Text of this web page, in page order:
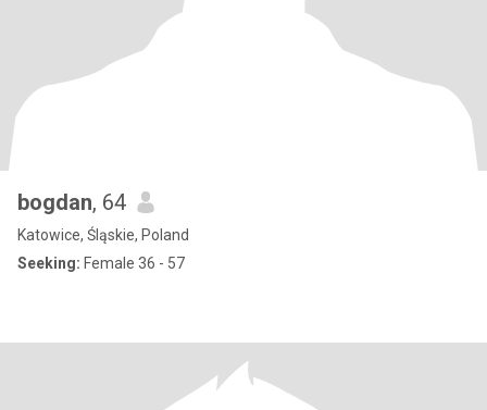
bogdan, 64
Katowice, Śląskie, Poland
Seeking: Female 36 - 57